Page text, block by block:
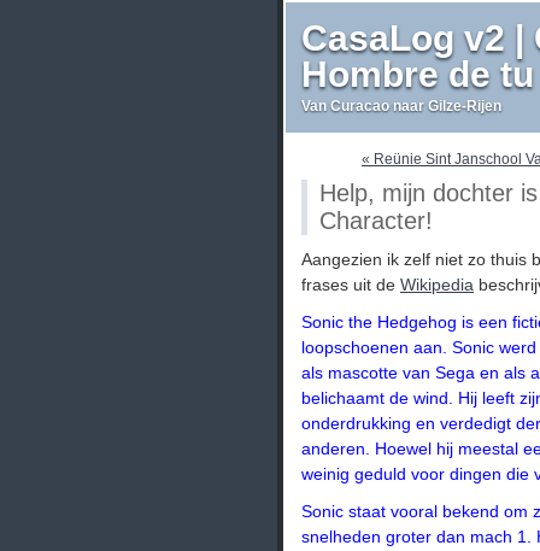
CasaLog v2 |
Hombre de tu
Van Curacao naar Gilze-Rijen
« Reünie Sint Janschool
Help, mijn dochter
Character!
Aangezien ik zelf niet zo thuis
frases uit de Wikipedia
Sonic the Hedgehog is een
loopschoenen aan. Sonic
als mascotte van Sega en als
belichaamt de wind. Hij leeft
onderdrukking en verdedigt
anderen. Hoewel hij meestal
weinig geduld voor dingen die
Sonic staat vooral bekend om
snelheden groter dan mach